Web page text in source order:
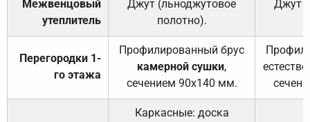
Межвенцовый
утеплитель
Джут (льноджутовое
полотно).
Джут
Перегородки 1-
го этажа
Профилированный брус
камерной сушки,
сечением 90х140 мм.
Каркасные: доска